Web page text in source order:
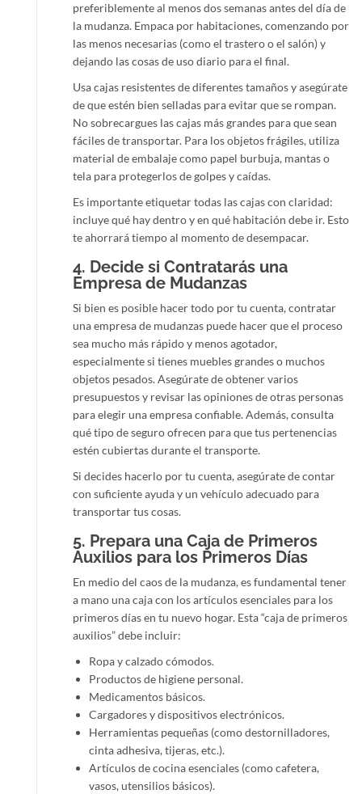
preferiblemente al menos dos semanas antes del día de
la mudanza. Empaca por habitaciones, comenzando por
las menos necesarias (como el trastero o el salón) y
dejando las cosas de uso diario para el final.
Usa cajas resistentes de diferentes tamaños y asegúrate
de que estén bien selladas para evitar que se rompan.
No sobrecargues las cajas más grandes para que sean
fáciles de transportar. Para los objetos frágiles, utiliza
material de embalaje como papel burbuja, mantas o
tela para protegerlos de golpes y caídas.
Es importante etiquetar todas las cajas con claridad:
incluye qué hay dentro y en qué habitación debe ir. Esto
te ahorrará tiempo al momento de desempacar.
4. Decide si Contratarás una
Empresa de Mudanzas
Si bien es posible hacer todo por tu cuenta, contratar
una empresa de mudanzas puede hacer que el proceso
sea mucho más rápido y menos agotador,
especialmente si tienes muebles grandes o muchos
objetos pesados. Asegúrate de obtener varios
presupuestos y revisar las opiniones de otras personas
para elegir una empresa confiable. Además, consulta
qué tipo de seguro ofrecen para que tus pertenencias
estén cubiertas durante el transporte.
Si decides hacerlo por tu cuenta, asegúrate de contar
con suficiente ayuda y un vehículo adecuado para
transportar tus cosas.
5. Prepara una Caja de Primeros
Auxilios para los Primeros Días
En medio del caos de la mudanza, es fundamental tener
a mano una caja con los artículos esenciales para los
primeros días en tu nuevo hogar. Esta “caja de primeros
auxilios” debe incluir:
Ropa y calzado cómodos.
Productos de higiene personal.
Medicamentos básicos.
Cargadores y dispositivos electrónicos.
Herramientas pequeñas (como destornilladores,
cinta adhesiva, tijeras, etc.).
Artículos de cocina esenciales (como cafetera,
vasos, utensilios básicos).